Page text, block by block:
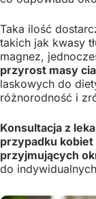
Taka ilość
takich jak kwasy
magnez,
przyrost masy
laskowych do
różnorodność i
Konsultacja z
przypadku
przyjmujących
do